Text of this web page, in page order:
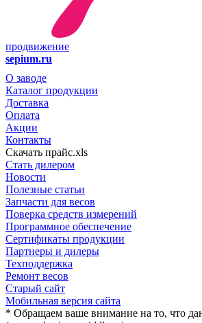
продвижение
sepium.ru
О заводе
Каталог продукции
Доставка
Оплата
Акции
Контакты
Скачать прайс.xls
Стать дилером
Новости
Полезные статьи
Запчасти для весов
Поверка средств измерений
Программное обеспечение
Сертификаты продукции
Партнеры и дилеры
Техподдержка
Ремонт весов
Старый сайт
Мобильная версия сайта
* Обращаем ваше внимание на то, что